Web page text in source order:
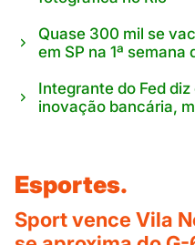
Quase 300 mil se
em SP na 1ª
Integrante do Fed
inovação bancária,
Esportes.
Sport vence Vila